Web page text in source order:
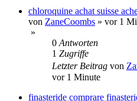
chloroquine achat suisse
von ZaneCoombs » vor 1
»
0 Antworten
1 Zugriffe
Letzter Beitrag von
vor 1 Minute
finasteride comprare